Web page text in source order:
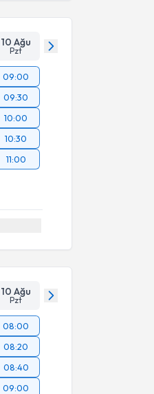
10 Ağu
Pzt
09:00
09:30
10:00
10:30
11:00
10 Ağu
Pzt
08:00
08:20
08:40
09:00